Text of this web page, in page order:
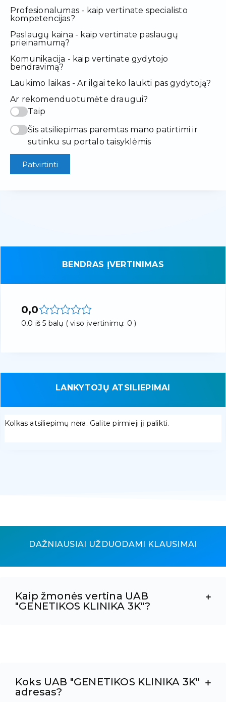
Profesionalumas - kaip vertinate specialisto
kompetencijas?
Paslaugų kaina - kaip vertinate paslaugų
prieinamumą?
Komunikacija - kaip vertinate gydytojo
bendravimą?
Laukimo laikas - Ar ilgai teko laukti pas gydytoją?
Ar rekomenduotumėte draugui?
Taip
Šis atsiliepimas paremtas mano patirtimi ir
sutinku su portalo taisyklėmis
Patvirtinti
BENDRAS ĮVERTINIMAS
0,0
0,0 iš 5 balų ( viso įvertinimų: 0 )
LANKYTOJŲ ATSILIEPIMAI
Kolkas atsiliepimų nėra. Galite pirmieji jį palikti.
DAŽNIAUSIAI UŽDUODAMI KLAUSIMAI
Kaip žmonės vertina UAB
"GENETIKOS KLINIKA 3K"?
Koks UAB "GENETIKOS KLINIKA 3K"
adresas?